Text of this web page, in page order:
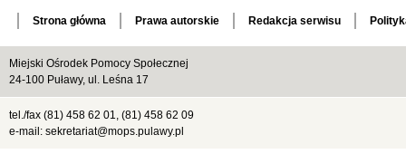
Strona główna Prawa autorskie Redakcja serwisu
Miejski Ośrodek Pomocy Społecznej
24-100 Puławy, ul. Leśna 17
tel./fax (81) 458 62 01, (81) 458 62 09
e-mail: sekretariat@mops.pulawy.pl